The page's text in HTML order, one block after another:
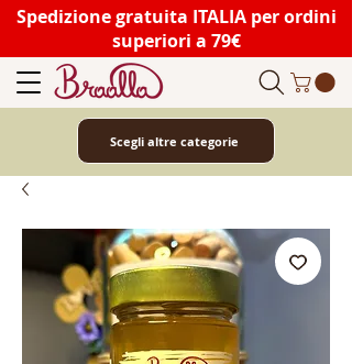
Spedizione gratuita ITALIA per ordini
superiori a 79€
Scegli altre categorie